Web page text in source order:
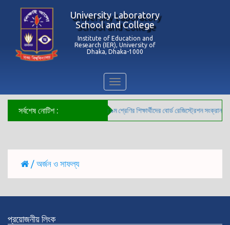
University Laboratory
School and College
Institute of Education and
Research (IER), University of
Dhaka, Dhaka-1000
Toggle
navigation
সর্বশেষ নোটিশ : ***২০২৬ সালের ৯ম শ্রেণির শিক্ষার্থীদের বোর্ড রেজিস্ট্রেশন সংক্রান্ত
/ অর্জন ও সাফল্য
প্রয়োজনীয় লিংক